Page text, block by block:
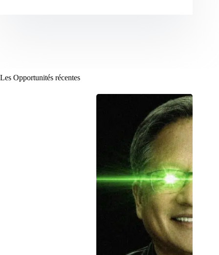
Les Opportunités récentes